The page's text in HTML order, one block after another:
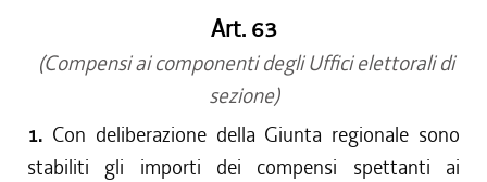
Art. 63
(Compensi ai componenti degli Uffici elettorali di
sezione)
1. Con deliberazione della Giunta regionale sono
stabiliti gli importi dei compensi spettanti ai